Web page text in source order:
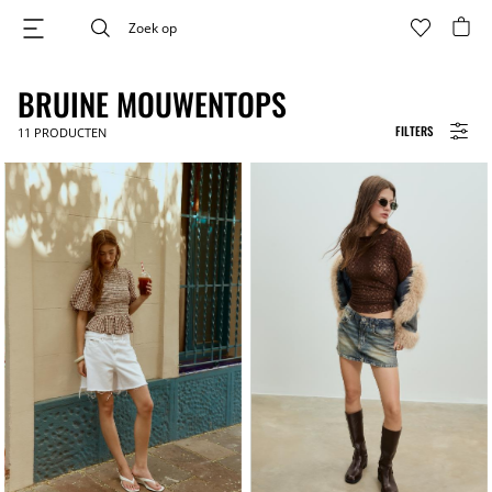
FILTERS
BRUINE MOUWENTOPS
11 PRODUCTEN